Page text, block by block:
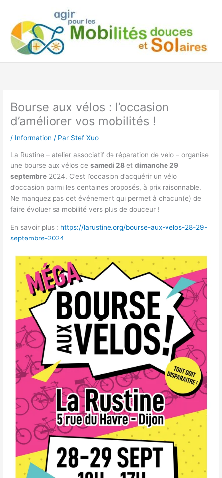
contenu
Bourse aux vélos : l’occasion
d’améliorer vos mobilités !
/ Information / Par Stef Xuo
La Rustine – atelier associatif de réparation de vélo – organise
une bourse aux vélos cesamedi 28etdimanche 29
septembre 2024. C’est l’occasion d’acquérir un vélo
d’occasion parmi les centaines proposés, à prix raisonnable.
Ne manquez pas cet événement qui permet à chacun(e) de
faire évoluer sa mobilité vers plus de douceur !
En savoir plus : https://larustine.org/bourse-aux-velos-28-29-
septembre-2024